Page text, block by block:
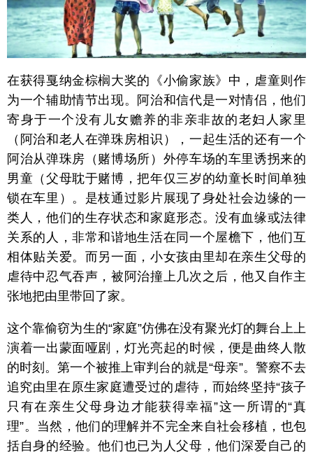
在获得戛纳金棕榈大奖的《小偷家族》中，虐童则作
为一个辅助情节出现。阿治和信代是一对情侣，他们
寄身于一个没有儿女赡养的非亲非故的老妇人家里
（阿治和老人在弹珠房相识），一起生活的还有一个
阿治从弹珠房（赌博场所）外停车场的车里诱拐来的
男童（父母耽于赌博，把年仅三岁的幼童长时间单独
锁在车里）。是枝通过影片展现了身处社会边缘的一
类人，他们的生存状态和家庭形态。没有血缘或法律
关系的人，非常和谐地生活在同一个屋檐下，他们互
相体贴关爱。而另一面，小女孩由里却在亲生父母的
虐待中忍气吞声，被阿治撞上几次之后，他又自作主
张地把由里带回了家。
这个靠偷窃为生的“家庭”仿佛在没有聚光灯的舞台上上
演着一出蒙面哑剧，灯光亮起的时候，便是曲终人散
的时刻。第一个被推上审判台的就是“母亲”。警察不去
追究由里在原生家庭遭受过的虐待，而始终坚持“孩子
只有在亲生父母身边才能获得幸福”这一所谓的“真
理”。当然，他们的理解并不完全来自社会移植，也包
括自身的经验。他们也已为人父母，他们深爱自己的